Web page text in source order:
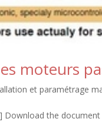
moteurs
et paramétrage
the